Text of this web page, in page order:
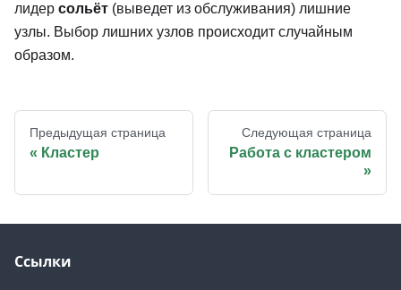
лидер сольёт (выведет из обслуживания) лишние
узлы. Выбор лишних узлов происходит случайным
образом.
Предыдущая страница
Кластер
Следующая страница
Работа с кластером
Ссылки